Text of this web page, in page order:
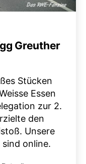
Greuther
Stücken
Essen
zur 2.
den
Unsere
online.